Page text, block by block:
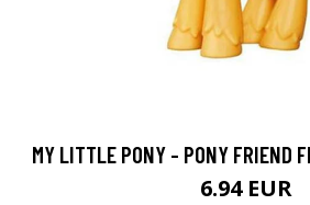
MY LITTLE PONY - PONY FRIEND
6.94 EUR